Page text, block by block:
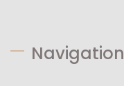
Navigation